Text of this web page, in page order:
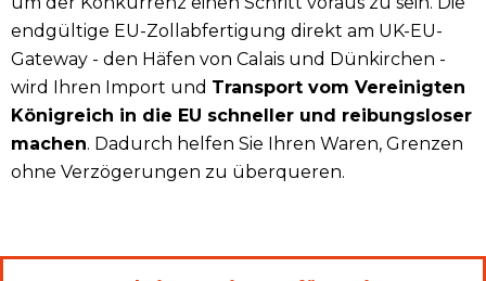
endgültige EU-Zollabfertigung direkt am UK-EU-
Gateway - den Häfen von Calais und Dünkirchen -
wird Ihren Import und Transport vom Vereinigten
Königreich in die EU schneller und reibungsloser
machen. Dadurch helfen Sie Ihren Waren, Grenzen
ohne Verzögerungen zu überqueren.